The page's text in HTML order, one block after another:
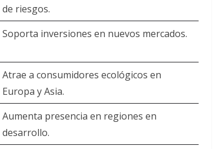
de riesgos.
Soporta inversiones en nuevos mercados.
Atrae a consumidores ecológicos en
Europa y Asia.
Aumenta presencia en regiones en
desarrollo.